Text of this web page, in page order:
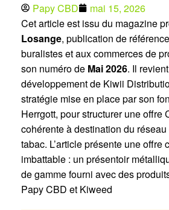
Papy CBD
mai 15, 2026
Cet article est issu du magazine
Losange, publication de
buralistes et aux commerces de
son numéro de Mai 2026. Il
développement de Kiwii
stratégie mise en place par son
Herrgott, pour structurer une offre
cohérente à destination du
tabac. L’article présente une offre
imbattable : un présentoir
de gamme fourni avec des
Papy CBD et Kiweed